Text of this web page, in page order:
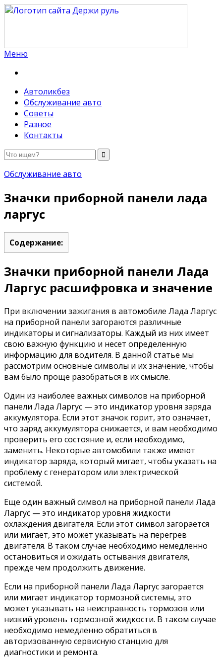
Меню
Автоликбез
Обслуживание авто
Советы
Разное
Контакты
Обслуживание авто
Значки приборной панели лада
ларгус
Содержание:
Значки приборной панели Лада
Ларгус расшифровка и значение
При включении зажигания в автомобиле Лада Ларгус
на приборной панели загораются различные
индикаторы и сигнализаторы. Каждый из них имеет
свою важную функцию и несет определенную
информацию для водителя. В данной статье мы
рассмотрим основные символы и их значение, чтобы
вам было проще разобраться в их смысле.
Один из наиболее важных символов на приборной
панели Лада Ларгус — это индикатор уровня заряда
аккумулятора. Если этот значок горит, это означает,
что заряд аккумулятора снижается, и вам необходимо
проверить его состояние и, если необходимо,
заменить. Некоторые автомобили также имеют
индикатор заряда, который мигает, чтобы указать на
проблему с генератором или электрической
системой.
Еще один важный символ на приборной панели Лада
Ларгус — это индикатор уровня жидкости
охлаждения двигателя. Если этот символ загорается
или мигает, это может указывать на перегрев
двигателя. В таком случае необходимо немедленно
остановиться и ожидать остывания двигателя,
прежде чем продолжить движение.
Если на приборной панели Лада Ларгус загорается
или мигает индикатор тормозной системы, это
может указывать на неисправность тормозов или
низкий уровень тормозной жидкости. В таком случае
необходимо немедленно обратиться в
авторизованную сервисную станцию для
диагностики и ремонта.